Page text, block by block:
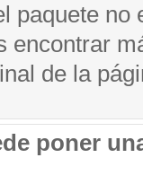
paquete
encontrar
de la
poner